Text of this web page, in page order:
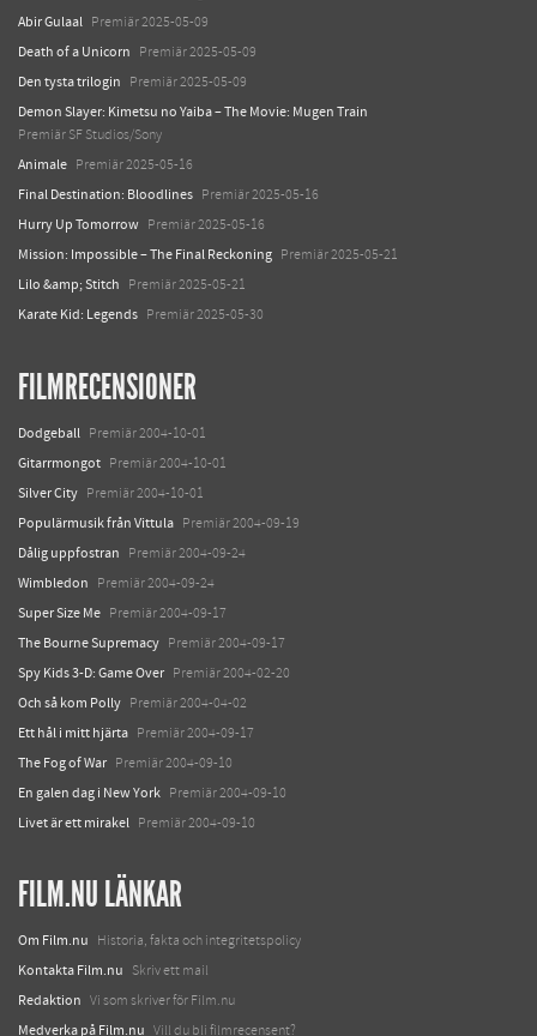
Abir Gulaal Premiär 2025-05-09
Death of a Unicorn Premiär 2025-05-09
Den tysta trilogin Premiär 2025-05-09
Demon Slayer: Kimetsu no Yaiba – The Movie: Mugen Train
Premiär SF Studios/Sony
Animale Premiär 2025-05-16
Final Destination: Bloodlines Premiär 2025-05-16
Hurry Up Tomorrow Premiär 2025-05-16
Mission: Impossible – The Final Reckoning Premiär 2025-05-21
Lilo &amp; Stitch Premiär 2025-05-21
Karate Kid: Legends Premiär 2025-05-30
FILMRECENSIONER
Dodgeball Premiär 2004-10-01
Gitarrmongot Premiär 2004-10-01
Silver City Premiär 2004-10-01
Populärmusik från Vittula Premiär 2004-09-19
Dålig uppfostran Premiär 2004-09-24
Wimbledon Premiär 2004-09-24
Super Size Me Premiär 2004-09-17
The Bourne Supremacy Premiär 2004-09-17
Spy Kids 3-D: Game Over Premiär 2004-02-20
Och så kom Polly Premiär 2004-04-02
Ett hål i mitt hjärta Premiär 2004-09-17
The Fog of War Premiär 2004-09-10
En galen dag i New York Premiär 2004-09-10
Livet är ett mirakel Premiär 2004-09-10
FILM.NU LÄNKAR
Om Film.nu Historia, fakta och integritetspolicy
Kontakta Film.nu Skriv ett mail
Redaktion Vi som skriver för Film.nu
Medverka på Film.nu Vill du bli filmrecensent?